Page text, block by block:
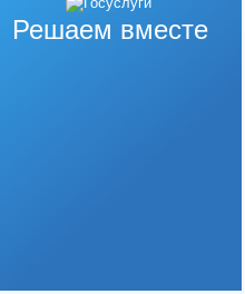
Решаем вместе